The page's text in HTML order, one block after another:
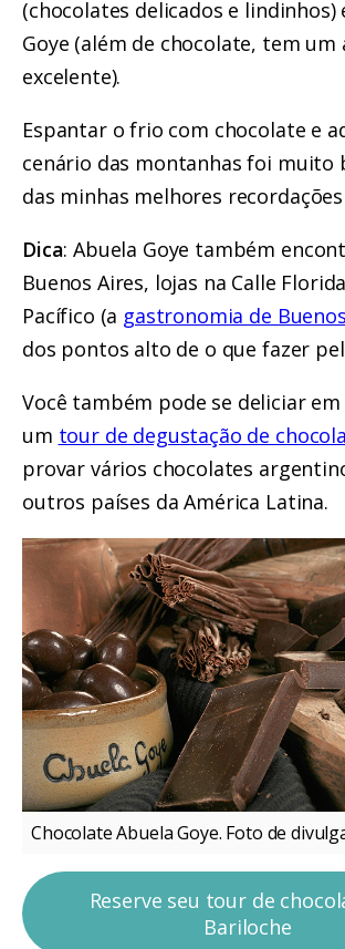
(chocolates delicados e lindinhos)
Goye (além de chocolate, tem um
excelente).
Espantar o frio com chocolate e
cenário das montanhas foi muito
das minhas melhores
Dica: Abuela Goye também
Buenos Aires, lojas na Calle
Pacífico (a gastronomia de
dos pontos alto de o que fazer
Você também pode se deliciar
um tour de degustação de
provar vários chocolates
outros países da América Latina.
Chocolate Abuela Goye. Foto de
Reserve seu tour de
Bariloche